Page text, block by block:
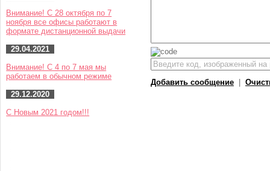
Добавить сообщение
Внимание! С 28 октября по 7
ноября все офисы работают в
формате дистанционной выдачи
29.04.2021
Внимание! С 4 по 7 мая мы
работаем в обычном режиме
29.12.2020
С Новым 2021 годом!!!